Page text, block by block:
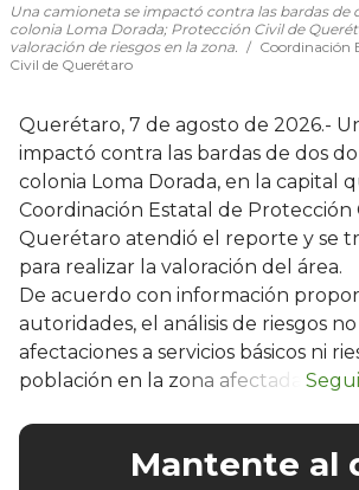
Una camioneta se impactó contra las bardas de
colonia Loma Dorada; Protección Civil de
valoración de riesgos en la zona.
Coordinación
Civil de Querétaro
Querétaro, 7 de agosto de 2026.-
impactó contra las bardas de dos
colonia Loma Dorada, en la capital
Coordinación Estatal de Protección
Querétaro atendió el reporte y se
para realizar la valoración del área.
De acuerdo con información
autoridades, el análisis de riesgos
afectaciones a servicios básicos ni
población en la zona afectada.
Mantente al